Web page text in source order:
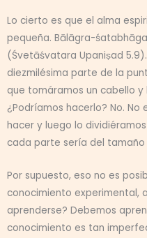
Lo cierto es que el alma
pequeña. Bālāgra-
(Śvetāśvatara Upaniṣad
diezmilésima parte de la
que tomáramos un cabello
¿Podríamos hacerlo? No. No
hacer y luego lo
cada parte sería del tamaño
Por supuesto, eso no es
conocimiento experimental,
aprenderse? Debemos
conocimiento es tan